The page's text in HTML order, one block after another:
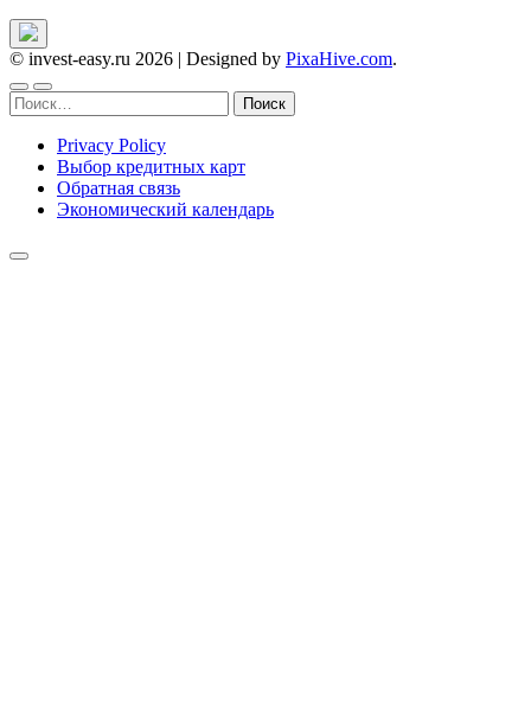
© invest-easy.ru 2026 | Designed by PixaHive.com.
Найти:
Privacy Policy
Выбор кредитных карт
Обратная связь
Экономический календарь